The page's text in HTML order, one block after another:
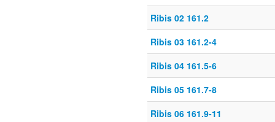
Ribis 02 161.2
Ribis 03 161.2-4
Ribis 04 161.5-6
Ribis 05 161.7-8
Ribis 06 161.9-11